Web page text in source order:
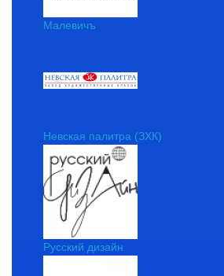
Малевичъ
Невская палитра (ЗХК)
Русский дизайн